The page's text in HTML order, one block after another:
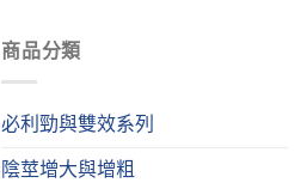
商品分類
必利勁與雙效系列
陰莖增大與增粗